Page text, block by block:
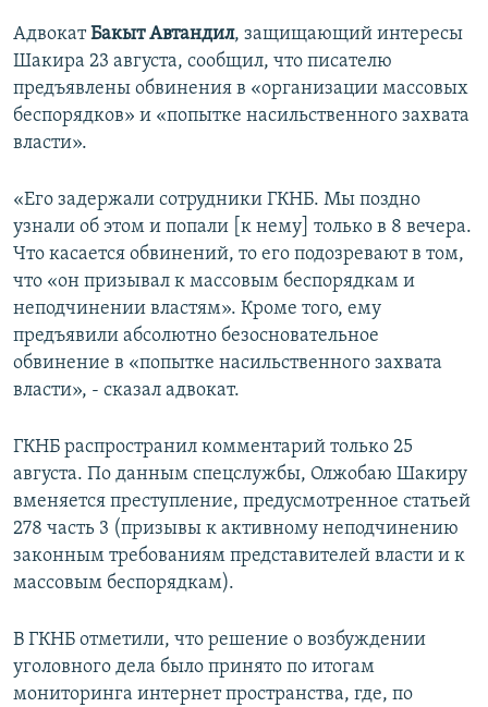
АдвокатБакыт Автандил, защищающий интересы
Шакира 23 августа, сообщил, что писателю
предъявлены обвинения в «организации массовых
беспорядков» и «попытке насильственного захвата
власти».
«Его задержали сотрудники ГКНБ. Мы поздно
узнали об этом и попали [к нему] только в 8 вечера.
Что касается обвинений, то его подозревают в том,
что «он призывал к массовым беспорядкам и
неподчинении властям». Кроме того, ему
предъявили абсолютно безосновательное
обвинение в «попытке насильственного захвата
власти», - сказал адвокат.
ГКНБ распространил комментарий только 25
августа. По данным спецслужбы, Олжобаю Шакиру
вменяется преступление, предусмотренное статьей
278 часть 3 (призывы к активному неподчинению
законным требованиям представителей власти и к
массовым беспорядкам).
В ГКНБ отметили, что решение о возбуждении
уголовного дела было принято по итогам
мониторинга интернет пространства, где, по